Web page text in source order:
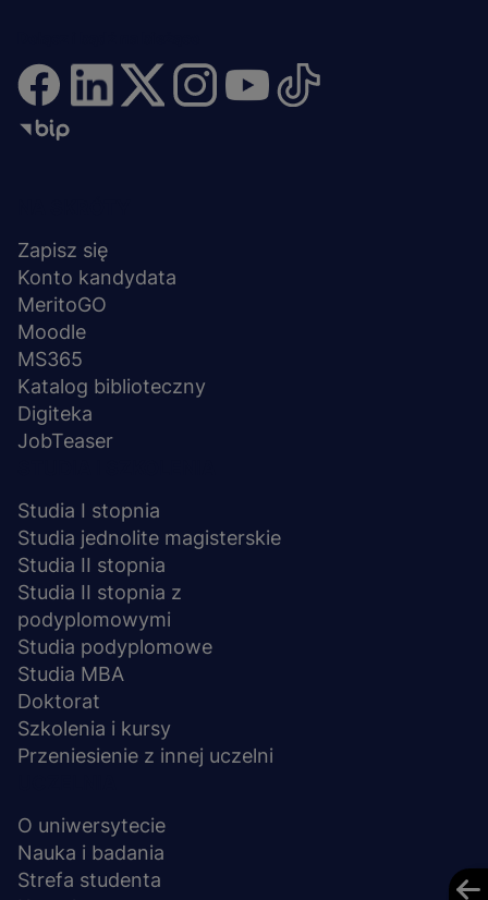
stopka
Zapisz się
Konto kandydata
MeritoGO
Moodle
MS365
Katalog biblioteczny
Digiteka
JobTeaser
Studia I stopnia
Studia jednolite magisterskie
Studia II stopnia
Studia II stopnia z
podyplomowymi
Studia podyplomowe
Studia MBA
Doktorat
Szkolenia i kursy
Przeniesienie z innej uczelni
O uniwersytecie
Nauka i badania
Strefa studenta